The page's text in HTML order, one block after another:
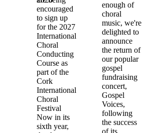
encouraged
to sign up
for the 2027
International
Choral
Conducting
Course as
part of the
Cork
International
Choral
Festival
Now in its
sixth year,
enough of
choral
music, we're
delighted to
announce
the return of
our popular
gospel
fundraising
concert,
Gospel
Voices,
following
the success
of its